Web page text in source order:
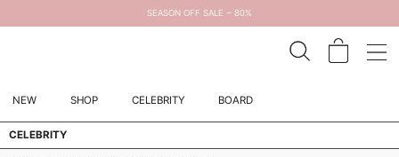
SEASON OFF SALE ~ 80%
NEW SHOP CELEBRITY BOARD
CELEBRITY